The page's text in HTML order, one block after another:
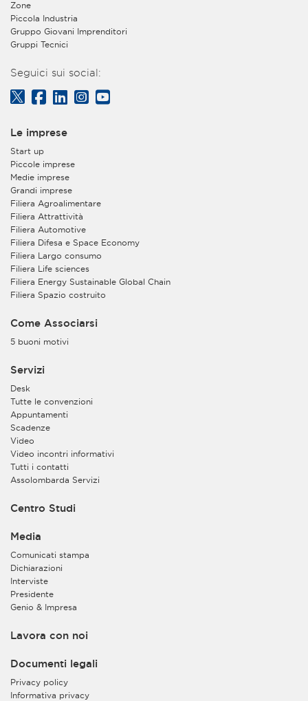
Zone
Piccola Industria
Gruppo Giovani Imprenditori
Gruppi Tecnici
Seguici sui social:
Le imprese
Start up
Piccole imprese
Medie imprese
Grandi imprese
Filiera Agroalimentare
Filiera Attrattività
Filiera Automotive
Filiera Difesa e Space Economy
Filiera Largo consumo
Filiera Life sciences
Filiera Energy Sustainable Global Chain
Filiera Spazio costruito
Come Associarsi
5 buoni motivi
Servizi
Desk
Tutte le convenzioni
Appuntamenti
Scadenze
Video
Video incontri informativi
Tutti i contatti
Assolombarda Servizi
Centro Studi
Media
Comunicati stampa
Dichiarazioni
Interviste
Presidente
Genio & Impresa
Lavora con noi
Documenti legali
Privacy policy
Informativa privacy